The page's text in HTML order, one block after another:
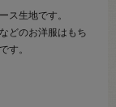
ス生地です。
どのお洋服はもち
す。